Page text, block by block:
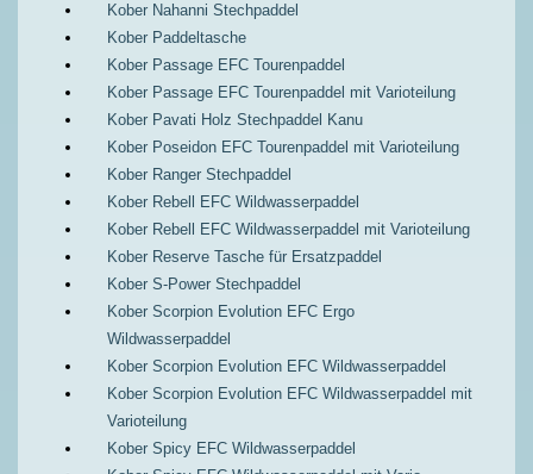
Kober Nahanni Stechpaddel
Kober Paddeltasche
Kober Passage EFC Tourenpaddel
Kober Passage EFC Tourenpaddel mit Varioteilung
Kober Pavati Holz Stechpaddel Kanu
Kober Poseidon EFC Tourenpaddel mit Varioteilung
Kober Ranger Stechpaddel
Kober Rebell EFC Wildwasserpaddel
Kober Rebell EFC Wildwasserpaddel mit Varioteilung
Kober Reserve Tasche für Ersatzpaddel
Kober S-Power Stechpaddel
Kober Scorpion Evolution EFC Ergo
Wildwasserpaddel
Kober Scorpion Evolution EFC Wildwasserpaddel
Kober Scorpion Evolution EFC Wildwasserpaddel mit
Varioteilung
Kober Spicy EFC Wildwasserpaddel